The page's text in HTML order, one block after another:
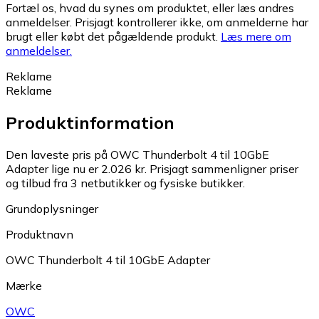
Fortæl os, hvad du synes om produktet, eller læs andres
anmeldelser. Prisjagt kontrollerer ikke, om anmelderne har
brugt eller købt det pågældende produkt. Læs mere om
anmeldelser.
Reklame
Reklame
Produktinformation
Den laveste pris på OWC Thunderbolt 4 til 10GbE
Adapter lige nu er 2.026 kr. Prisjagt sammenligner priser
og tilbud fra 3 netbutikker og fysiske butikker.
Grundoplysninger
Produktnavn
OWC Thunderbolt 4 til 10GbE Adapter
Mærke
OWC